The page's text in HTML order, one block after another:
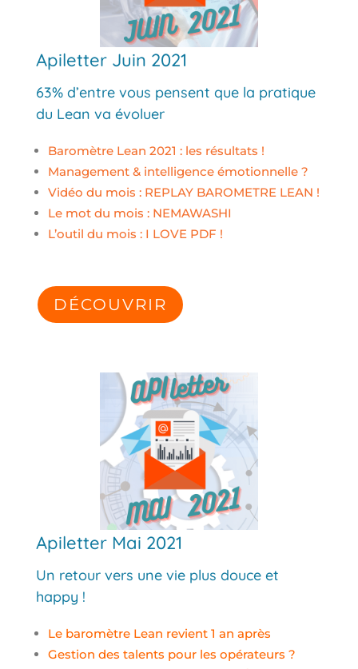
Apiletter Juin 2021
63% d’entre vous pensent que la pratique
du Lean va évoluer
Baromètre Lean 2021 : les résultats !
Management & intelligence émotionnelle ?
Vidéo du mois : REPLAY BAROMETRE LEAN !
Le mot du mois : NEMAWASHI
L’outil du mois : I LOVE PDF !
DÉCOUVRIR
Apiletter Mai 2021
Un retour vers une vie plus douce et
happy !
Le baromètre Lean revient 1 an après
Gestion des talents pour les opérateurs ?